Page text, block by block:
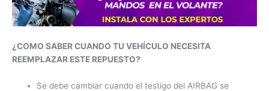
¿COMO SABER CUANDO TU VEHÍCULO NECESITA
REEMPLAZAR ESTE REPUESTO?
Se debe cambiar cuando el testigo del AIRBAG se